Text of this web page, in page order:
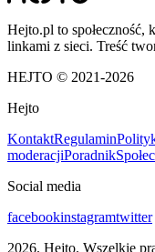
Hejto.pl to społeczność,
linkami z sieci. Treść
HEJTO © 2021-2026
Hejto
KontaktRegulamin
moderacjiPoradnik
Social media
facebookinstagramtwitter
2026. Hejto. Wszelkie